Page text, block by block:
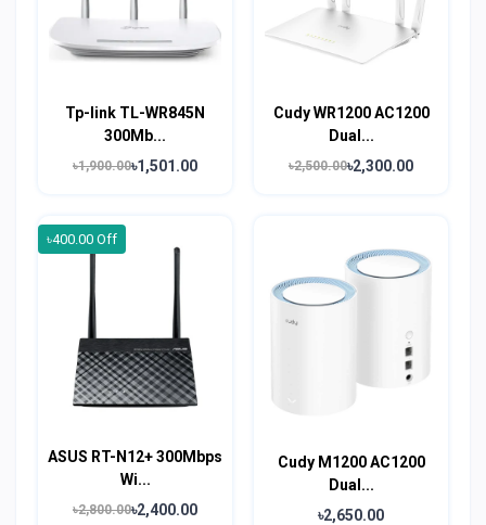
Tp-link TL-WR845N
300Mb...
৳1,900.00৳1,501.00
Cudy WR1200 AC1200
Dual...
৳2,500.00৳2,300.00
৳400.00 Off
ASUS RT-N12+ 300Mbps
Wi...
৳2,800.00৳2,400.00
Cudy M1200 AC1200
Dual...
৳2,650.00